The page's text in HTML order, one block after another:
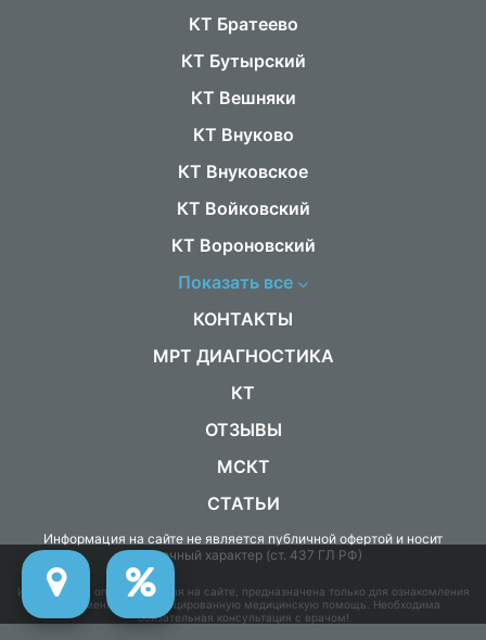
КТ Братеево
КТ Бутырский
КТ Вешняки
КТ Внуково
КТ Внуковское
КТ Войковский
КТ Вороновский
Показать все
КОНТАКТЫ
МРТ ДИАГНОСТИКА
КТ
ОТЗЫВЫ
МСКТ
СТАТЬИ
Информация на сайте не является публичной офертой и носит
справочный характер (ст. 437 ГЛ РФ)
Информация, опубликованная на сайте, предназначена только для ознакомления
и не заменяет квалифицированную медицинскую помощь. Необходима
обязательная консультация с врачом!